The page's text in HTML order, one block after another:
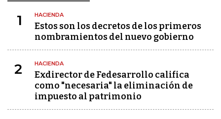
1 HACIENDA
Estos son los decretos de los primeros
nombramientos del nuevo gobierno
2 HACIENDA
Exdirector de Fedesarrollo califica
como "necesaria" la eliminación de
impuesto al patrimonio